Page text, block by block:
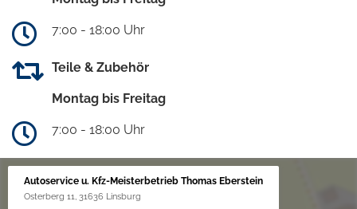
7:00 - 18:00 Uhr
Teile & Zubehör
Montag bis Freitag
7:00 - 18:00 Uhr
Autoservice u. Kfz-Meisterbetrieb Thomas Eberstein
Osterberg 11, 31636 Linsburg